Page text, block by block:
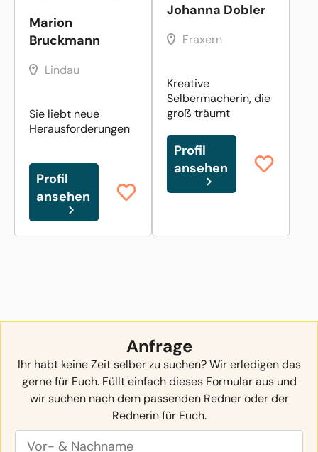
Marion
Bruckmann
Lindau
Sie liebt neue
Herausforderungen
Profil
ansehen
Johanna Dobler
Fraxern
Kreative
Selbermacherin, die
groß träumt
Profil
ansehen
Anfrage
Ihr habt keine Zeit selber zu suchen? Wir erledigen das
gerne für Euch. Füllt einfach dieses Formular aus und
wir suchen nach dem passenden Redner oder der
Rednerin für Euch.